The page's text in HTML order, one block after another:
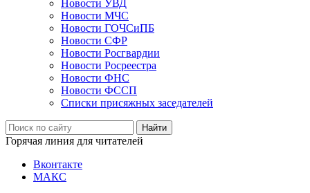
Новости УВД
Новости МЧС
Новости ГОЧСиПБ
Новости СФР
Новости Росгвардии
Новости Росреестра
Новости ФНС
Новости ФССП
Списки присяжных заседателей
Горячая линия для читателей
Вконтакте
МАКС